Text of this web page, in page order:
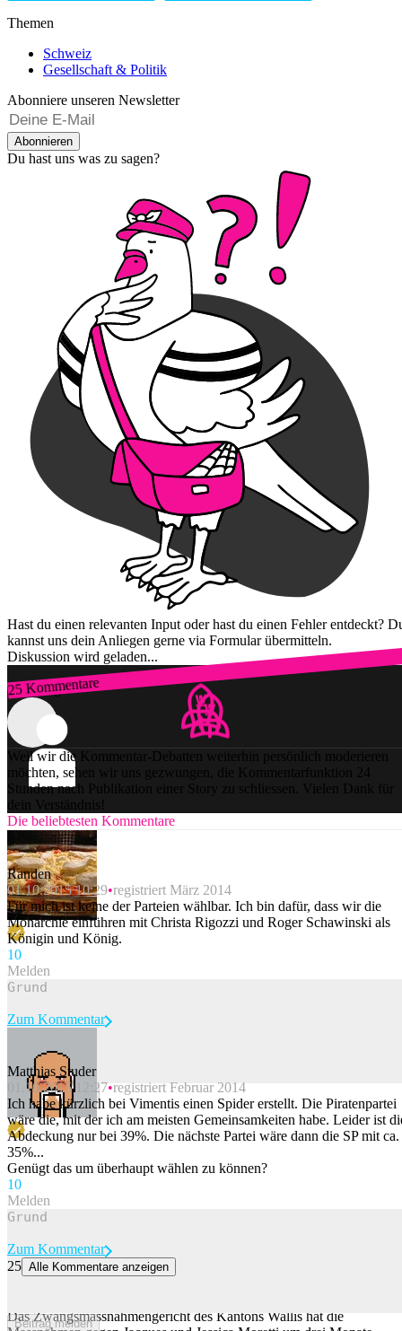
Themen
Schweiz
Gesellschaft & Politik
Abonniere unseren Newsletter
Abonnieren
Du hast uns was zu sagen?
Hast du einen relevanten Input oder hast du einen Fehler entdeckt?
kannst uns dein Anliegen gerne via Formular übermitteln.
Diskussion wird geladen...
25 Kommentare
Zum Login
Weil wir die Kommentar-Debatten weiterhin persönlich moderieren
möchten, sehen wir uns gezwungen, die Kommentarfunktion 24
Stunden nach Publikation einer Story zu schliessen. Vielen Dank für
dein Verständnis!
Die beliebtesten Kommentare
Randen
01.10.2015 10:29 registriert März 2014
Für mich ist keine der Parteien wählbar. Ich bin dafür, dass wir die
Monarchie einführen mit Christa Rigozzi und Roger Schawinski als
Königin und König.
10
Melden
Beitrag melden
Zum Kommentar
Matthias Studer
01.10.2015 12:27 registriert Februar 2014
Ich habe kürzlich bei Vimentis einen Spider erstellt. Die Piratenpartei
wäre die, mit der ich am meisten Gemeinsamkeiten habe. Leider ist
Abdeckung nur bei 39%. Die nächste Partei wäre dann die SP mit ca.
35%...
Genügt das um überhaupt wählen zu können?
10
Melden
Beitrag melden
Zum Kommentar
25 Alle Kommentare anzeigen
Das Zwangsmassnahmengericht des Kantons Wallis hat die